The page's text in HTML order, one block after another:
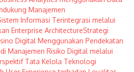
Manajemen
Informasi Terintegrasi melalui
Enterprise ArchitectureStrategi
Digital Menggunakan Pendekatan
Manajemen Risiko Digital melalui
Tata Kelola Teknologi